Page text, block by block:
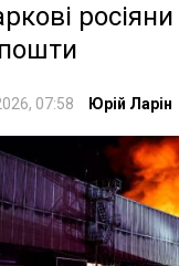
07:58 Юрій Ларін